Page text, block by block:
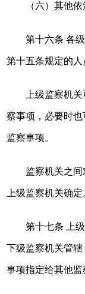
（六）其他
第十六条 各
第十五条规定的人
上级监察机
察事项，必要时
监察事项。
监察机关之
上级监察机关确定
第十七条 上
下级监察机关管
事项指定给其他监